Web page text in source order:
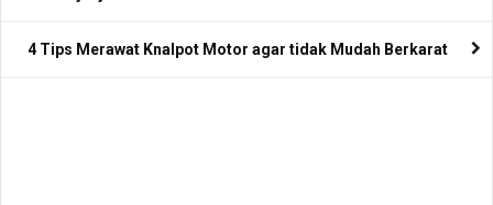
4 Tips Merawat Knalpot Motor agar tidak Mudah Berkarat